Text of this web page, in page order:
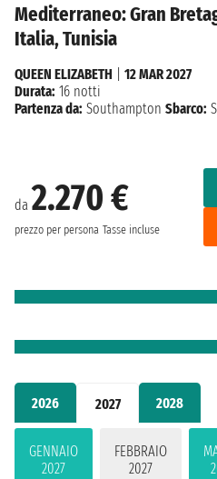
2026 2027 2028
GENNAIO
2027
FEBBRAIO
2027
Mediterraneo: Gran
Italia, Tunisia
da 2.270 €
prezzo per persona Tasse incluse
QUEEN ELIZABETH
12 MAR 2027
Durata: 16 notti
Partenza da: Southampton Sbarco: